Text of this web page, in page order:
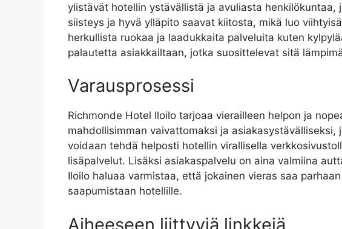
ylistävät hotellin ystävällistä ja avuliasta
siisteys ja hyvä ylläpito saavat kiitosta, mikä luo
herkullista ruokaa ja laadukkaita palveluita kuten
palautetta asiakkailtaan, jotka suosittelevat sitä
Varausprosessi
Richmonde Hotel Iloilo tarjoaa vierailleen helpon ja
mahdollisimman vaivattomaksi ja
voidaan tehdä helposti hotellin virallisella
lisäpalvelut. Lisäksi asiakaspalvelu on aina valmiina
Iloilo haluaa varmistaa, että jokainen vieras saa
saapumistaan hotellille.
Aiheeseen liittyviä linkkejä